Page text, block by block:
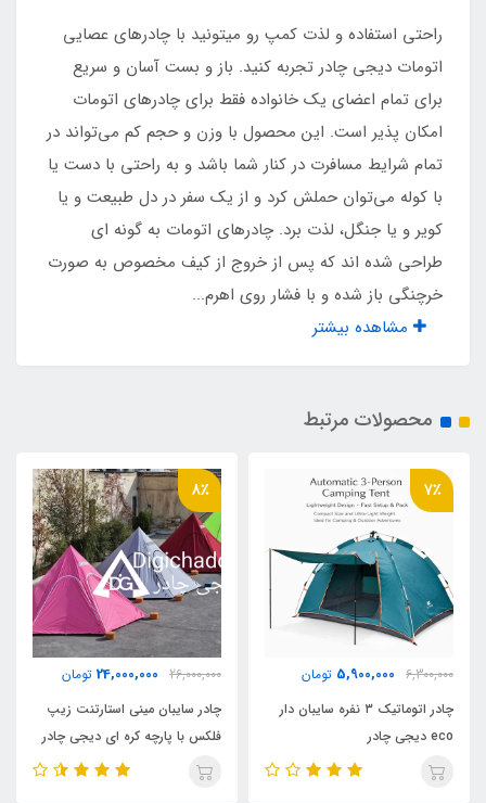
ندارد
عصایی اتومات چتری آسان تاشو
اقلام همراه
کیف حمل ، میخ مهار
ابعاد بسته بندی
۲۹۰۰ گرم
مناسب برای نشستن
۱۰ نفر
مناسب برای خواب
4_5 نفر
راحتی استفاده و لذت کمپ رو میتونید با چادرهای عصایی
اتومات دیجی چادر تجربه کنید. باز و بست آسان و سریع
برای تمام اعضای یک خانواده فقط برای چادرهای اتومات
امکان پذیر است. این محصول با وزن و حجم کم می‌تواند در
تمام شرایط مسافرت در کنار شما باشد و به راحتی با دست یا
با کوله می‌توان حملش کرد و از یک سفر در دل طبیعت و یا
کویر و یا جنگل، لذت برد. چادرهای اتومات به گونه ای
طراحی شده اند که پس از خروج از کیف مخصوص به صورت
خرچنگی باز شده و با فشار روی اهرم...
مشاهده بیشتر
محصولات مرتبط
7٪
6,300,000
5,900,000 تومان
چادر اتوماتیک ۳ نفره سایبان دار
eco دیجی چادر
8٪
26,000,000
24,000,000 تومان
چادر سایبان مینی استارتنت زیپ
فلکس با پارچه کره ای دیجی چادر